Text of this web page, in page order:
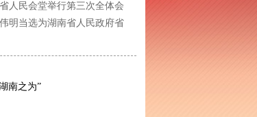
民会堂举行第三次全体会
明当选为湖南省人民政府省
南之为”